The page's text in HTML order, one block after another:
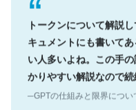
トークンについて解説
キュメントにも書いて
い人多いよね。この手
かりやすい解説なので続
─GPTの仕組みと限界につ